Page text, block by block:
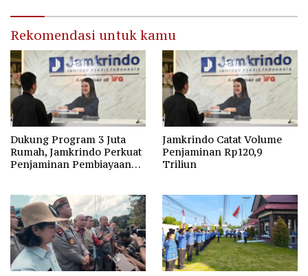
Rekomendasi untuk kamu
Dukung Program 3 Juta
Rumah, Jamkrindo Perkuat
Penjaminan Pembiayaan
Jamkrindo Catat Volume
Penjaminan Rp120,9
Triliun